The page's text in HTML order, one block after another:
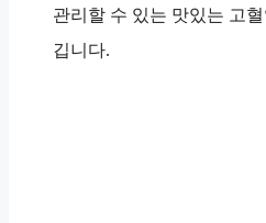
관리할 수 있는 맛있는 고
깁니다.